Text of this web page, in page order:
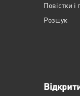
Повістки і
Розшук